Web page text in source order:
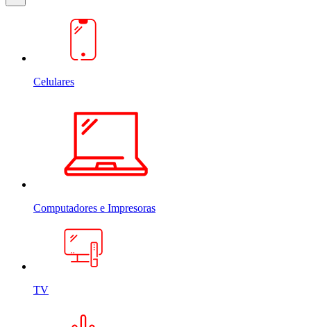
Celulares
Computadores e Impresoras
TV